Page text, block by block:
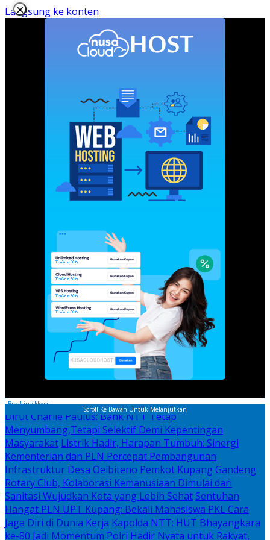
Langsung ke konten
×
Scroll Ke Bawah Untuk Melanjutkan
Breaking News
Dirut Charlie Paulus: Bank NTT Tetap
Menyumbang,Tetapi Selektif Demi Kepentingan
Masyarakat Listrik Hadir, Harapan Tumbuh: Sinergi
Kementerian dan PLN Percepat Pembangunan
Infrastruktur Desa Oelbiteno Pemkot Kupang Gandeng
Rotary Club, Kolaborasi Kemanusiaan Dimulai dari
Sanitasi Wujudkan Kota yang Lebih Sehat Sentuhan
Hangat PLN UPT Kupang: Bekali Mahasiswa PKL Cara
Jaga Diri di Dunia Kerja Kapolda NTT: HUT Bhayangkara
ke-80 Jadi Momentum Polri Hadir Nyata untuk Rakyat,